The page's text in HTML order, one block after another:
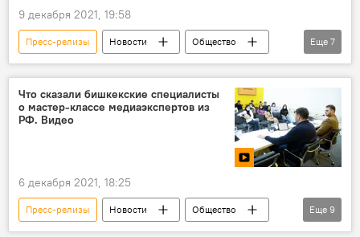
9 декабря 2021, 19:58
Пресс-релизы Новости
Общество
Кыргызстан
Sputnik Кыргызстан
Бакыт Толканов
ЕАБР
Еще 7
Что сказали бишкекские специалисты
о мастер-классе медиаэкспертов из
РФ. Видео
6 декабря 2021, 18:25
Пресс-релизы Новости
Общество
Кыргызстан
Пресс-центр
Еще 9